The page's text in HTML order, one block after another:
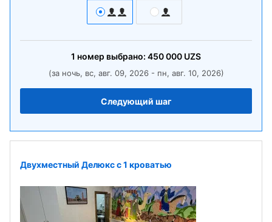
1 номер выбрано: 450 000 UZS
(за ночь, вс, авг. 09, 2026 - пн, авг. 10, 2026)
Следующий шаг
Двухместный Делюкс с 1 кроватью